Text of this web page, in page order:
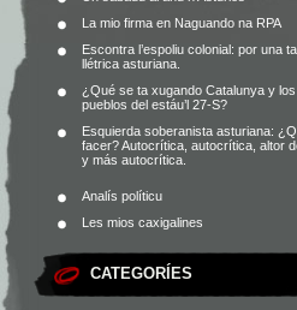
La mio firma en Naguando na RPA
Escontra l’espoliu colonial: por una
llétrica asturiana.
¿Qué se ta xugando Catalunya y los
pueblos del estáu’l 27-S?
Esquierda soberanista asturiana:
facer? Autocrítica, autocrítica, altor
y más autocrítica.
Analís políticu
Les mios caxigalines
CATEGORÍES